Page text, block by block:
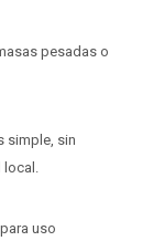
pesadas o
simple, sin
uso